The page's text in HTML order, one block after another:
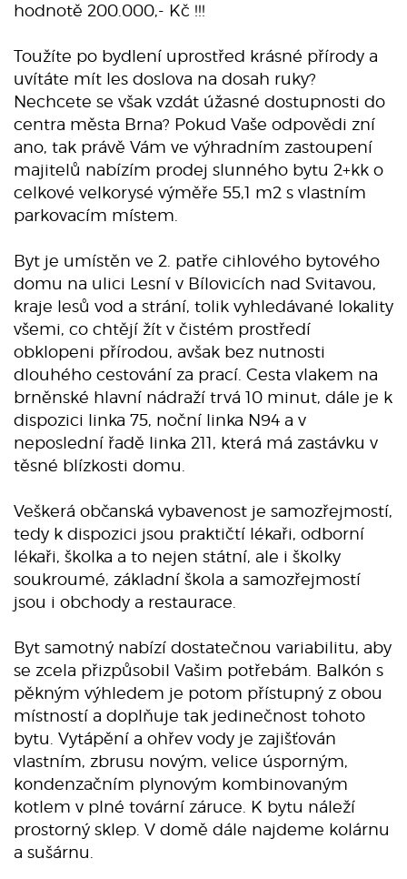
hodnotě 200.000,- Kč !!!
Toužíte po bydlení uprostřed krásné přírody a
uvítáte mít les doslova na dosah ruky?
Nechcete se však vzdát úžasné dostupnosti do
centra města Brna? Pokud Vaše odpovědi zní
ano, tak právě Vám ve výhradním zastoupení
majitelů nabízím prodej slunného bytu 2+kk o
celkové velkorysé výměře 55,1 m2 s vlastním
parkovacím místem.
Byt je umístěn ve 2. patře cihlového bytového
domu na ulici Lesní v Bílovicích nad Svitavou,
kraje lesů vod a strání, tolik vyhledávané lokality
všemi, co chtějí žít v čistém prostředí
obklopeni přírodou, avšak bez nutnosti
dlouhého cestování za prací. Cesta vlakem na
brněnské hlavní nádraží trvá 10 minut, dále je k
dispozici linka 75, noční linka N94 a v
neposlední řadě linka 211, která má zastávku v
těsné blízkosti domu.
Veškerá občanská vybavenost je samozřejmostí,
tedy k dispozici jsou praktičtí lékaři, odborní
lékaři, školka a to nejen státní, ale i školky
soukroumé, základní škola a samozřejmostí
jsou i obchody a restaurace.
Byt samotný nabízí dostatečnou variabilitu, aby
se zcela přizpůsobil Vašim potřebám. Balkón s
pěkným výhledem je potom přístupný z obou
místností a doplňuje tak jedinečnost tohoto
bytu. Vytápění a ohřev vody je zajišťován
vlastním, zbrusu novým, velice úsporným,
kondenzačním plynovým kombinovaným
kotlem v plné tovární záruce. K bytu náleží
prostorný sklep. V domě dále najdeme kolárnu
a sušárnu.